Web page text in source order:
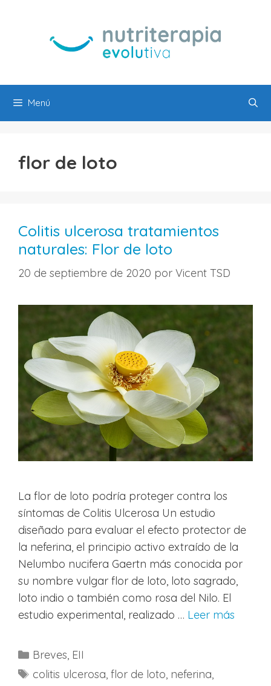
contenido
Menú
flor de loto
Colitis ulcerosa tratamientos
naturales: Flor de loto
20 de septiembre de 2020 por Vicent TSD
La flor de loto podría proteger contra los
síntomas de Colitis Ulcerosa Un estudio
diseñado para evaluar el efecto protector de
la neferina, el principio activo extraído de la
Nelumbo nucifera Gaertn más conocida por
su nombre vulgar flor de loto, loto sagrado,
loto indio o también como rosa del Nilo. El
estudio experimental, realizado … Leer más
Categorías
Breves, EII
Etiquetas
colitis ulcerosa, flor de loto, neferina,